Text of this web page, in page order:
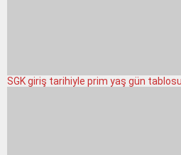
SGK giriş tarihiyle prim yaş gün tablosu